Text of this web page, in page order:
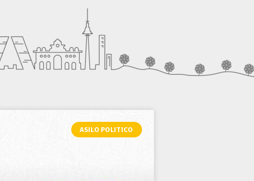
ASILO POLITICO